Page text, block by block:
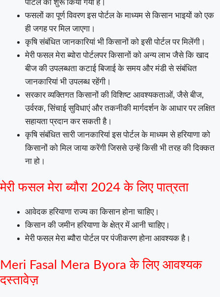
पोर्टल को शुरू किया गया है।
फसलों का पूर्ण विवरण इस पोर्टल के माध्यम से किसान भाइयों को एक
ही जगह पर मिल जाएगा।
कृषि संबंधित जानकारियां भी किसानों को इसी पोर्टल पर मिलेंगी।
मेरी फसल मेरा ब्योरा पोर्टलपर किसानों को अन्य लाभ जैसे कि खाद
बीज की उपलब्धता कटाई बिजाई के समय और मंडी से संबंधित
जानकारियां भी उपलब्ध रहेंगी।
सरकार व्यक्तिगत किसानों की विशिष्ट आवश्यकताओं, जैसे बीज,
उर्वरक, सिंचाई सुविधाएं और तकनीकी मार्गदर्शन के आधार पर लक्षित
सहायता प्रदान कर सकती है।
कृषि संबंधित सारी जानकारियां इस पोर्टल के माध्यम से हरियाणा को
किसानों को मिल जाया करेंगी जिससे उन्हें किसी भी तरह की दिक्कत
ना हो।
मेरी फसल मेरा ब्यौरा 2024 के लिए पात्रता
आवेदक हरियाणा राज्य का किसान होना चाहिए।
किसान की जमीन हरियाणा के क्षेत्र में आनी चाहिए।
मेरी फसल मेरा ब्यौरा पोर्टल पर पंजीकरण होना आवश्यक है।
Meri Fasal Mera Byora के लिए आवश्यक
दस्तावेज़